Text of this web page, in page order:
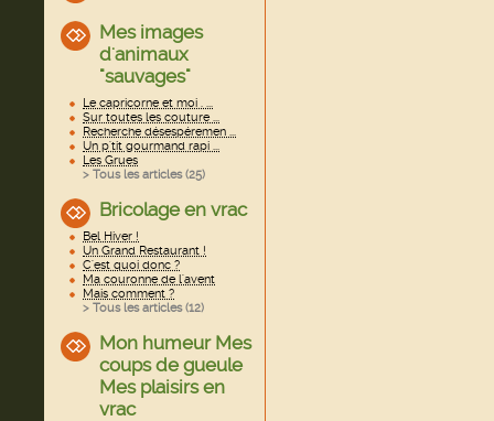
Mes images
d'animaux
"sauvages"
Le capricorne et moi . ...
Sur toutes les couture ...
Recherche désespéremen ...
Un p'tit gourmand rapi ...
Les Grues
> Tous les articles (25)
Bricolage en vrac
Bel Hiver !
Un Grand Restaurant !
C'est quoi donc ?
Ma couronne de l'avent
Mais comment ?
> Tous les articles (12)
Mon humeur Mes
coups de gueule
Mes plaisirs en
vrac